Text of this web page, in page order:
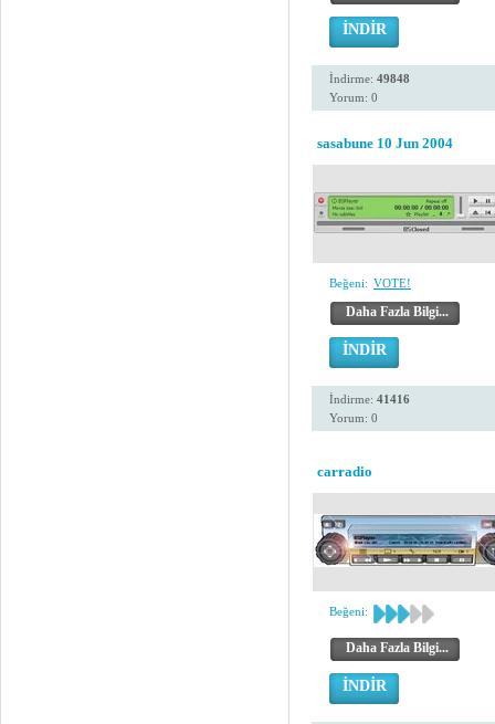
İNDİR
İndirme: 49848
Yorum: 0
sasabune 10 Jun 2004
Beğeni: VOTE!
Daha Fazla Bilgi...
İNDİR
İndirme: 41416
Yorum: 0
carradio
Beğeni:
Daha Fazla Bilgi...
İNDİR